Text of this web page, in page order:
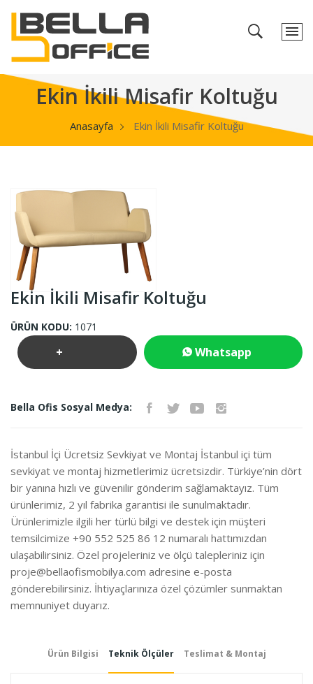
Ekin İkili Misafir Koltuğu
Anasayfa Ekin İkili Misafir Koltuğu
Ekin İkili Misafir Koltuğu
ÜRÜN KODU: 1071
+ Whatsapp
Bella Ofis Sosyal Medya:
İstanbul İçi Ücretsiz Sevkiyat ve Montaj İstanbul içi tüm
sevkiyat ve montaj hizmetlerimiz ücretsizdir. Türkiye’nin dört
bir yanına hızlı ve güvenilir gönderim sağlamaktayız. Tüm
ürünlerimiz, 2 yıl fabrika garantisi ile sunulmaktadır.
Ürünlerimizle ilgili her türlü bilgi ve destek için müşteri
temsilcimize +90 552 525 86 12 numaralı hattımızdan
ulaşabilirsiniz. Özel projeleriniz ve ölçü talepleriniz için
proje@bellaofismobilya.com adresine e-posta
gönderebilirsiniz. İhtiyaçlarınıza özel çözümler sunmaktan
memnuniyet duyarız.
Ürün Bilgisi Teknik Ölçüler Teslimat & Montaj